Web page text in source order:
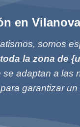
en
somos
la zona de
adaptan a las
garantizar